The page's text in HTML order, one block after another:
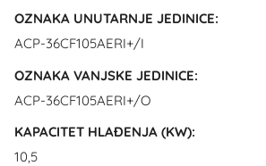
OZNAKA UNUTARNJE JEDINICE:
ACP-36CF105AERI+/I
OZNAKA VANJSKE JEDINICE:
ACP-36CF105AERI+/O
KAPACITET HLAĐENJA (KW):
10,5